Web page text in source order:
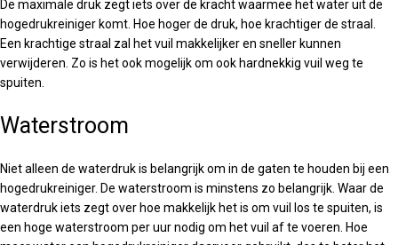
De maximale druk zegt iets over de kracht waarmee het water uit de
hogedrukreiniger komt. Hoe hoger de druk, hoe krachtiger de straal.
Een krachtige straal zal het vuil makkelijker en sneller kunnen
verwijderen. Zo is het ook mogelijk om ook hardnekkig vuil weg te
spuiten.
Waterstroom
Niet alleen de waterdruk is belangrijk om in de gaten te houden bij een
hogedrukreiniger. De waterstroom is minstens zo belangrijk. Waar de
waterdruk iets zegt over hoe makkelijk het is om vuil los te spuiten, is
een hoge waterstroom per uur nodig om het vuil af te voeren. Hoe